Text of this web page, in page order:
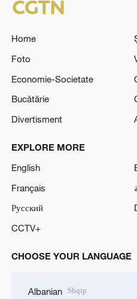
Home
Foto
Economie-Societate
Bucătărie
Divertisment
EXPLORE MORE
English
Français
Русский
CCTV+
CHOOSE YOUR LANGUAGE
Albanian Shqip